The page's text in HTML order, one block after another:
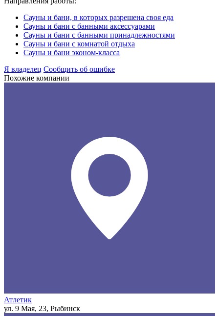
Сауны и бани, в которых разрешена своя еда
Сауны и бани с банными аксессуарами
Сауны и бани с банными принадлежностями
Сауны и бани с комнатой отдыха
Сауны и бани эконом-класса
Я владелец Сообщить об ошибке
Похожие компании
Атлетик
ул. 9 Мая, 23, Рыбинск